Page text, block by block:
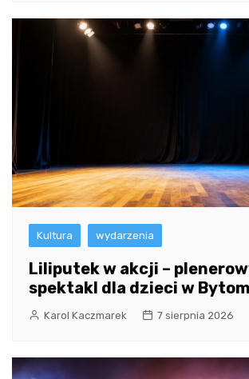
Kultura wydarzenia
Liliputek w akcji –
spektakl dla dzieci w
Karol Kaczmarek 7 sierpnia 2026